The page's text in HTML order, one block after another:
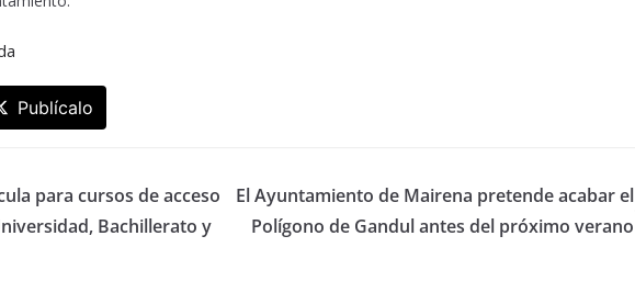
Publícalo
para cursos de acceso
Bachillerato y
El Ayuntamiento de Mairena pretende acabar el
Polígono de Gandul antes del próximo verano